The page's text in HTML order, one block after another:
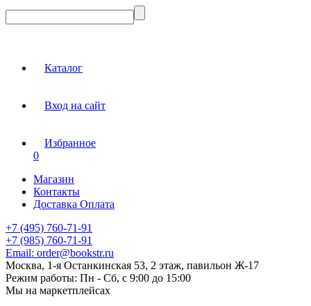
Каталог
Вход на сайт
Избранное
0
Магазин
Контакты
Доставка Оплата
+7 (495) 760-71-91
+7 (985) 760-71-91
Email: order@bookstr.ru
Москва, 1-я Останкинская 53, 2 этаж, павильон Ж-17
Режим работы: Пн - Сб, с 9:00 до 15:00
Мы на маркетплейсах